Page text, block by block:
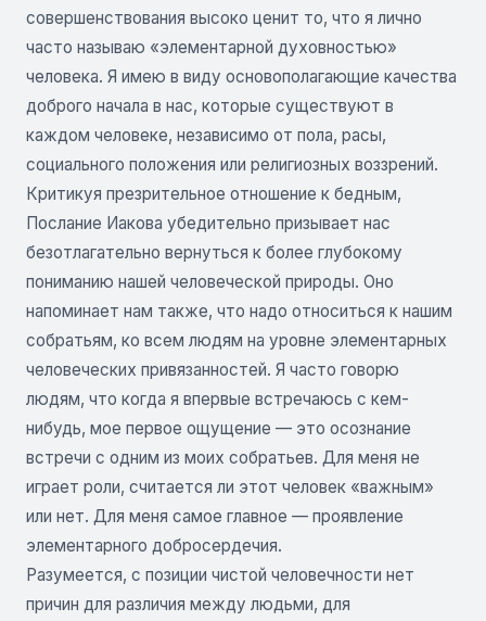
совершенствования высоко ценит то, что я лично
часто называю «элементарной духовностью»
человека. Я имею в виду основополагающие качества
доброго начала в нас, которые существуют в
каждом человеке, независимо от пола, расы,
социального положения или религиозных воззрений.
Критикуя презрительное отношение к бедным,
Послание Иакова убедительно призывает нас
безотлагательно вернуться к более глубокому
пониманию нашей человеческой природы. Оно
напоминает нам также, что надо относиться к нашим
собратьям, ко всем людям на уровне элементарных
человеческих привязанностей. Я часто говорю
людям, что когда я впервые встречаюсь с кем-
нибудь, мое первое ощущение — это осознание
встречи с одним из моих собратьев. Для меня не
играет роли, считается ли этот человек «важным»
или нет. Для меня самое главное — проявление
элементарного добросердечия.
Разумеется, с позиции чистой человечности нет
причин для различия между людьми, для